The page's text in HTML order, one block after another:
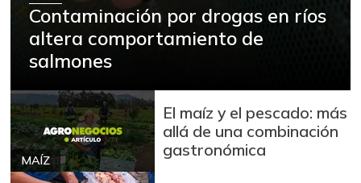
Contaminación por drogas en ríos
altera comportamiento de
salmones
MAÍZ
El maíz y el pescado: más
allá de una combinación
gastronómica